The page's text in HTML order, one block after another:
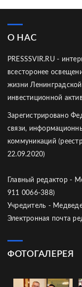
О НАС
PRESSSVIR.RU -
всесторонее
жизни
инвестиционной
Зарегистрировано
связи,
коммуникаций
22.09.2020)
Главный редактор -
911 0066-388)
Учредитель -
Электронная почта
ФОТОГАЛЕРЕЯ